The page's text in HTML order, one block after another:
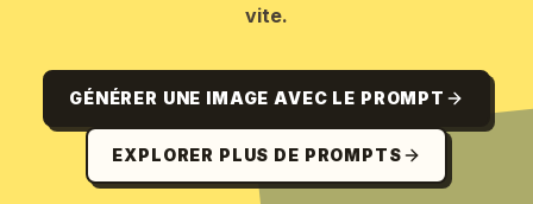
vite.
GÉNÉRER UNE IMAGE AVEC LE PROMPT
EXPLORER PLUS DE PROMPTS